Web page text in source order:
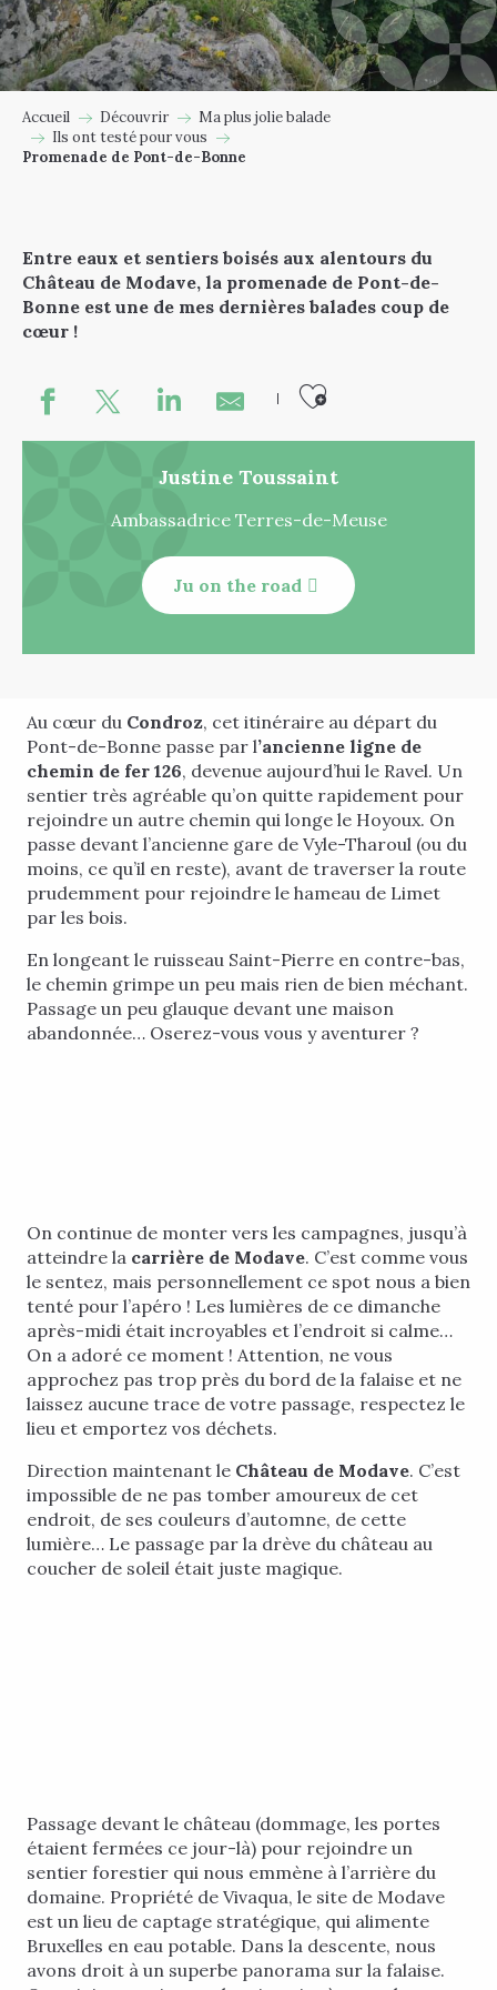
Accueil Découvrir
Ma plus jolie balade
Ils ont testé pour vous
Promenade de Pont-de-Bonne
Entre eaux et sentiers boisés aux alentours du
Château de Modave, la promenade de Pont-de-
Bonne est une de mes dernières balades coup de
cœur !
Ajouter
Justine Toussaint
Ambassadrice Terres-de-Meuse
Ju on the road
Au cœur du Condroz, cet itinéraire au départ du
Pont-de-Bonne passe par l’ancienne ligne de
chemin de fer 126, devenue aujourd’hui le Ravel. Un
sentier très agréable qu’on quitte rapidement pour
rejoindre un autre chemin qui longe le Hoyoux. On
passe devant l’ancienne gare de Vyle-Tharoul (ou du
moins, ce qu’il en reste), avant de traverser la route
prudemment pour rejoindre le hameau de Limet
par les bois.
En longeant le ruisseau Saint-Pierre en contre-bas,
le chemin grimpe un peu mais rien de bien méchant.
Passage un peu glauque devant une maison
abandonnée… Oserez-vous vous y aventurer ?
On continue de monter vers les campagnes, jusqu’à
atteindre la carrière de Modave. C’est comme vous
le sentez, mais personnellement ce spot nous a bien
tenté pour l’apéro ! Les lumières de ce dimanche
après-midi était incroyables et l’endroit si calme…
On a adoré ce moment ! Attention, ne vous
approchez pas trop près du bord de la falaise et ne
laissez aucune trace de votre passage, respectez le
lieu et emportez vos déchets.
Direction maintenant le Château de Modave. C’est
impossible de ne pas tomber amoureux de cet
endroit, de ses couleurs d’automne, de cette
lumière… Le passage par la drève du château au
coucher de soleil était juste magique.
Passage devant le château (dommage, les portes
étaient fermées ce jour-là) pour rejoindre un
sentier forestier qui nous emmène à l’arrière du
domaine. Propriété de Vivaqua, le site de Modave
est un lieu de captage stratégique, qui alimente
Bruxelles en eau potable. Dans la descente, nous
avons droit à un superbe panorama sur la falaise.